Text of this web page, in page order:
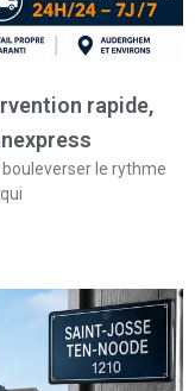
rapide,
le rythme